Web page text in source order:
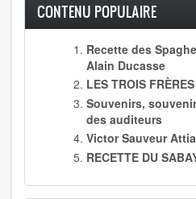
CONTENU POPULAIRE
Recette des
Alain Ducasse
LES TROIS
Souvenirs,
des auditeurs
Victor Sauveur
RECETTE DU